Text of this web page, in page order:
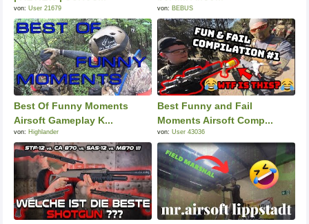
von: User 21679 von: BEBUS
Best Of Funny Moments
Airsoft Gameplay K...
von: Highlander
Best Funny and Fail
Moments Airsoft Comp...
von: User 43036